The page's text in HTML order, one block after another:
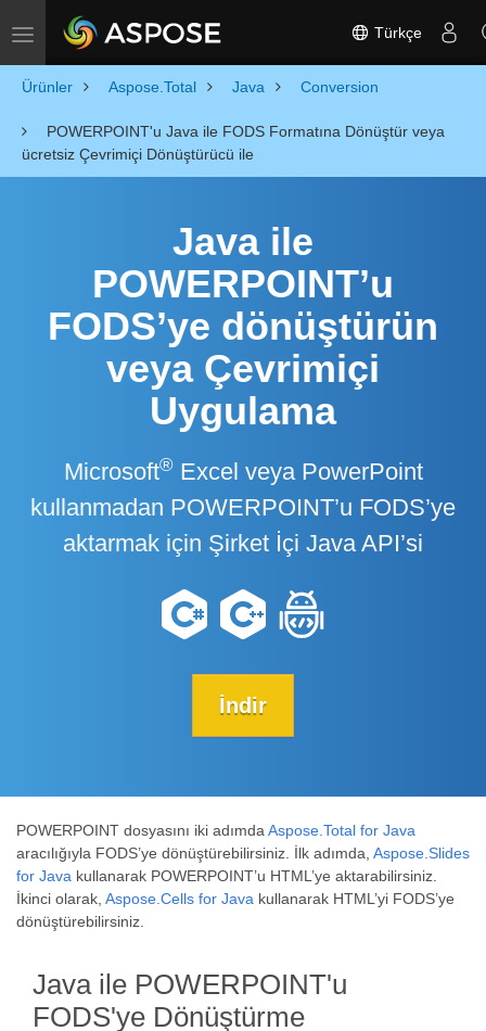
Toggle navigation Türkçe
Ürünler Aspose.Total Java Conversion
POWERPOINT'u Java ile FODS Formatına Dönüştür veya
ücretsiz Çevrimiçi Dönüştürücü ile
Java ile
POWERPOINT’u
FODS’ye dönüştürün
veya Çevrimiçi
Uygulama
Microsoft®Excel veya PowerPoint
kullanmadan POWERPOINT’u FODS’ye
aktarmak için Şirket İçi Java API’si
İndir
POWERPOINT dosyasını iki adımda Aspose.Total for Java
aracılığıyla FODS’ye dönüştürebilirsiniz. İlk adımda, Aspose.Slides
for Java kullanarak POWERPOINT’u HTML’ye aktarabilirsiniz.
İkinci olarak, Aspose.Cells for Java kullanarak HTML’yi FODS’ye
dönüştürebilirsiniz.
Java ile POWERPOINT'u
FODS'ye Dönüştürme